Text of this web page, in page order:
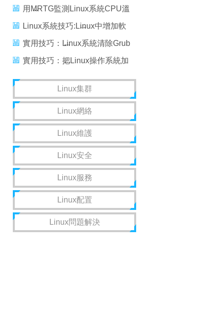
分區的方法
用MRTG監測Linux系統CPU溫
度
Linux系統技巧:Linux中增加軟
路由的兩種方法
實用技巧：Linux系統清除Grub
的幾種方法
實用技巧：把Linux操作系統加
入到域方法
Linux集群
Linux網絡
Linux維護
Linux安全
Linux服務
Linux配置
Linux問題解決